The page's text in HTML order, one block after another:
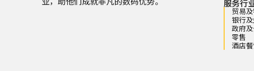
服务行
贸易
银行
政府
零售
酒店